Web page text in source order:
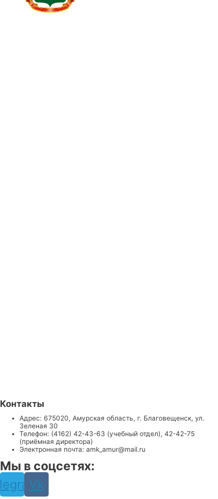
Контакты
Адрес: 675020, Амурская область, г. Благовещенск, ул.
Зеленая 30
Телефон: (4162) 42-43-63 (учебный отдел), 42-42-75
(приёмная директора)
Электронная почта: amk_amur@mail.ru
Мы в соцсетях:
Vk